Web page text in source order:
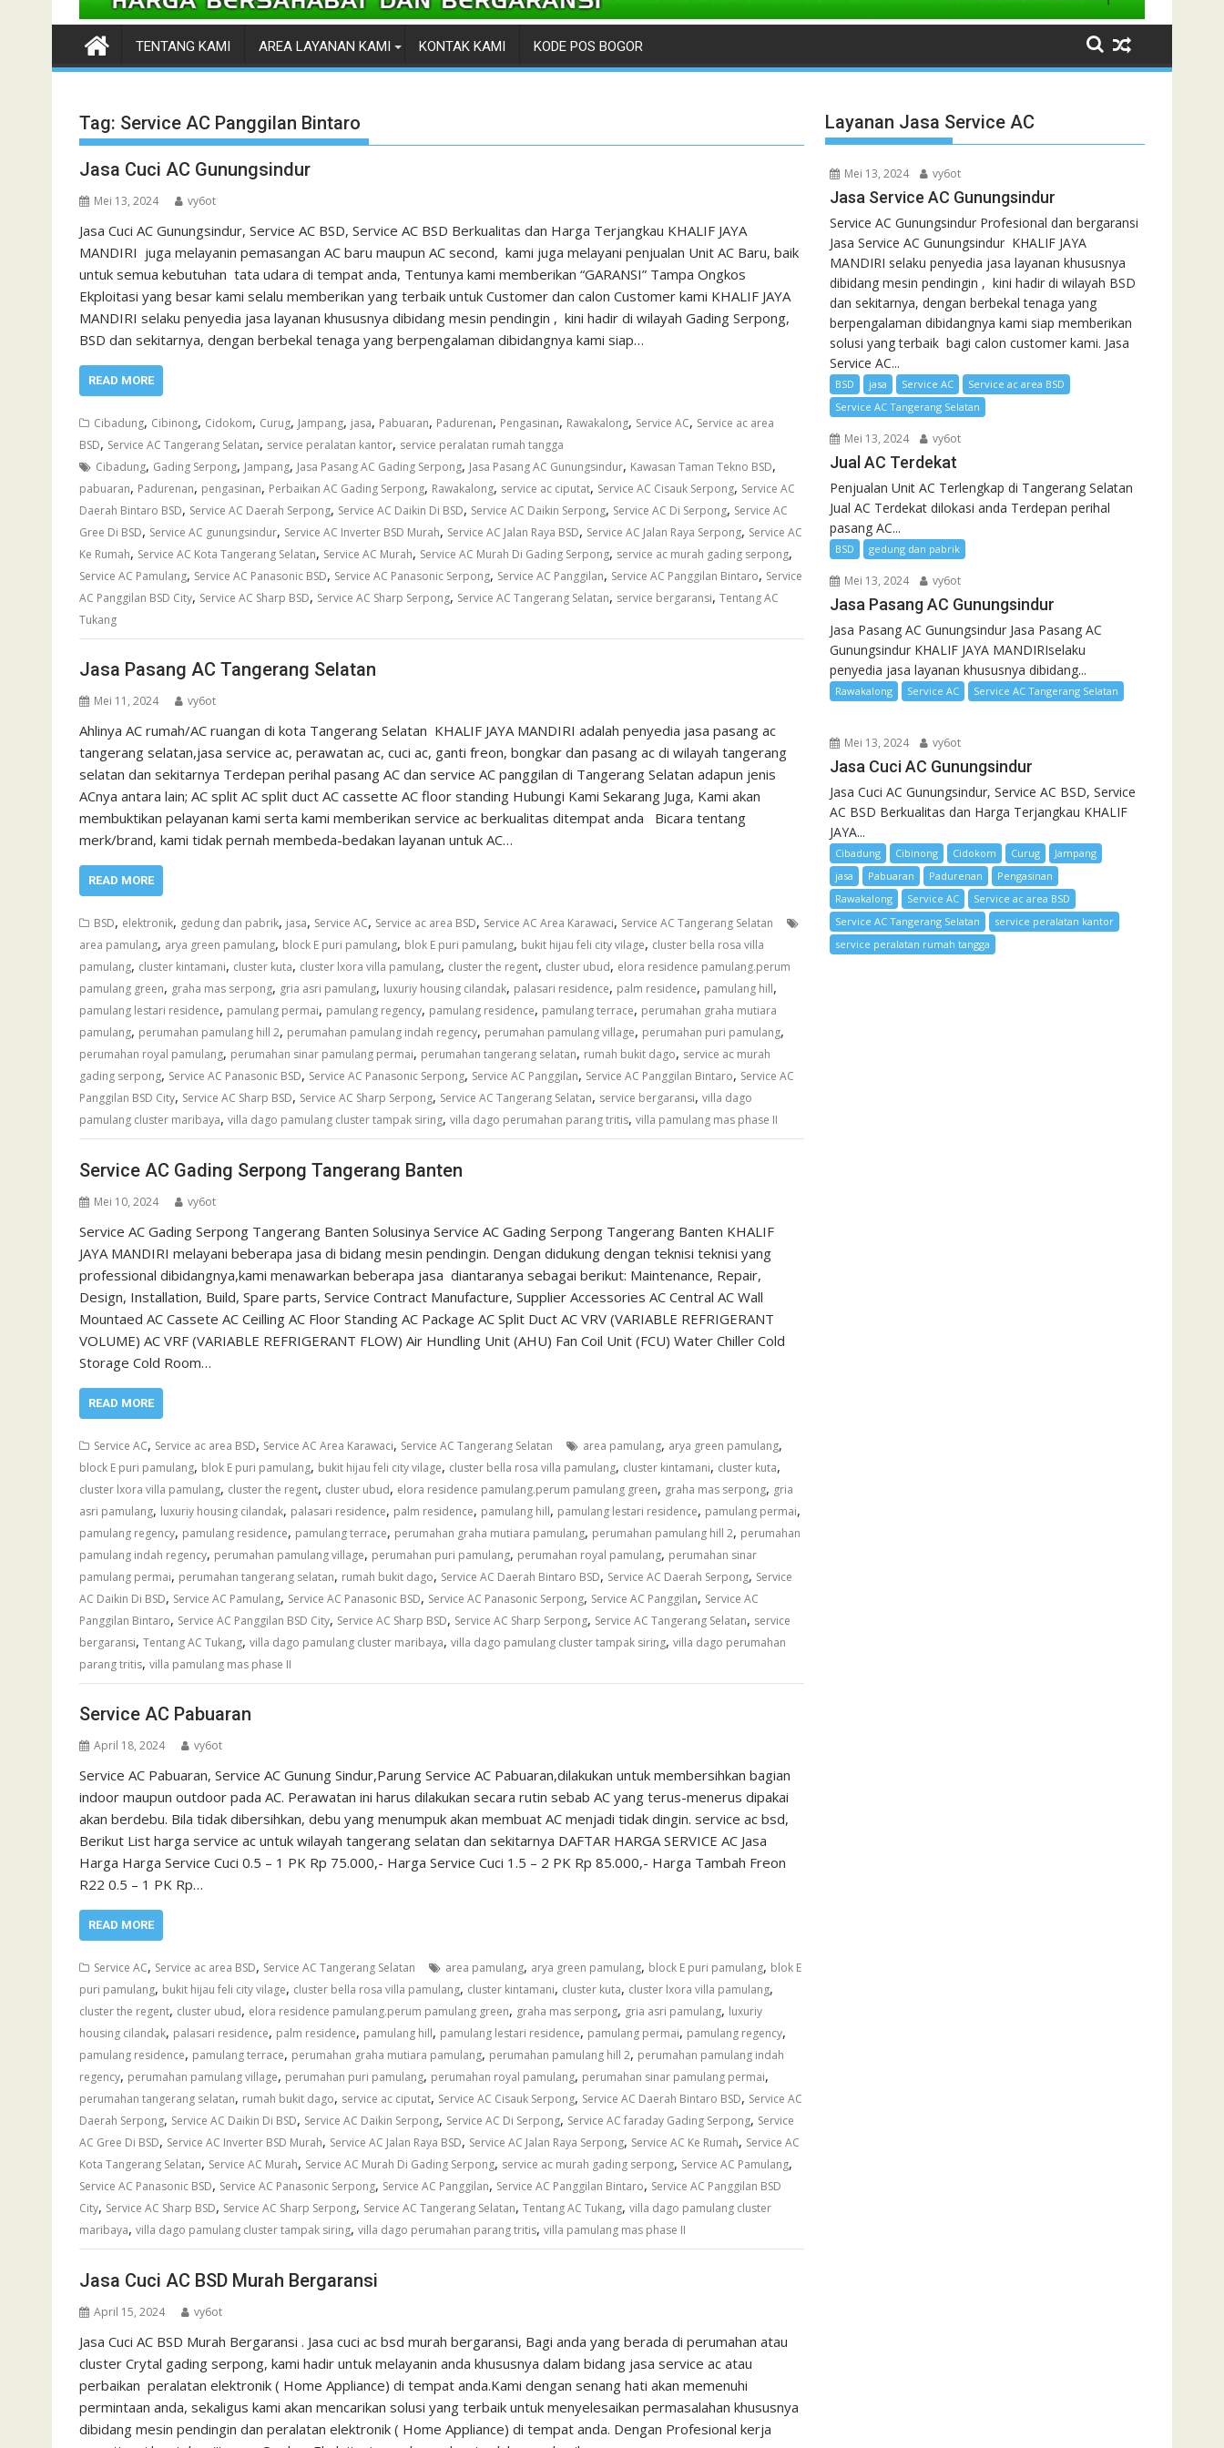
TENTANG KAMI AREA LAYANAN KAMI KONTAK KAMI KODE POS BOGOR
Tag: Service AC Panggilan Bintaro
Jasa Cuci AC Gunungsindur
Mei 13, 2024 vy6ot
Jasa Cuci AC Gunungsindur, Service AC BSD, Service AC BSD Berkualitas dan Harga Terjangkau KHALIF JAYA
MANDIRI juga melayanin pemasangan AC baru maupun AC second, kami juga melayani penjualan Unit AC Baru, baik
untuk semua kebutuhan tata udara di tempat anda, Tentunya kami memberikan “GARANSI” Tampa Ongkos
Ekploitasi yang besar kami selalu memberikan yang terbaik untuk Customer dan calon Customer kami KHALIF JAYA
MANDIRI selaku penyedia jasa layanan khususnya dibidang mesin pendingin , kini hadir di wilayah Gading Serpong,
BSD dan sekitarnya, dengan berbekal tenaga yang berpengalaman dibidangnya kami siap…
READ MORE
Cibadung, Cibinong, Cidokom, Curug, Jampang, jasa, Pabuaran, Padurenan, Pengasinan, Rawakalong, Service AC, Service ac area
BSD, Service AC Tangerang Selatan, service peralatan kantor, service peralatan rumah tangga
Cibadung, Gading Serpong, Jampang, Jasa Pasang AC Gading Serpong, Jasa Pasang AC Gunungsindur, Kawasan Taman Tekno BSD,
pabuaran, Padurenan, pengasinan, Perbaikan AC Gading Serpong, Rawakalong, service ac ciputat, Service AC Cisauk Serpong, Service AC
Daerah Bintaro BSD, Service AC Daerah Serpong, Service AC Daikin Di BSD, Service AC Daikin Serpong, Service AC Di Serpong, Service AC
Gree Di BSD, Service AC gunungsindur, Service AC Inverter BSD Murah, Service AC Jalan Raya BSD, Service AC Jalan Raya Serpong, Service AC
Ke Rumah, Service AC Kota Tangerang Selatan, Service AC Murah, Service AC Murah Di Gading Serpong, service ac murah gading serpong,
Service AC Pamulang, Service AC Panasonic BSD, Service AC Panasonic Serpong, Service AC Panggilan, Service AC Panggilan Bintaro, Service
AC Panggilan BSD City, Service AC Sharp BSD, Service AC Sharp Serpong, Service AC Tangerang Selatan, service bergaransi, Tentang AC
Tukang
Jasa Pasang AC Tangerang Selatan
Mei 11, 2024 vy6ot
Ahlinya AC rumah/AC ruangan di kota Tangerang Selatan KHALIF JAYA MANDIRI adalah penyedia jasa pasang ac
tangerang selatan,jasa service ac, perawatan ac, cuci ac, ganti freon, bongkar dan pasang ac di wilayah tangerang
selatan dan sekitarnya Terdepan perihal pasang AC dan service AC panggilan di Tangerang Selatan adapun jenis
ACnya antara lain; AC split AC split duct AC cassette AC floor standing Hubungi Kami Sekarang Juga, Kami akan
membuktikan pelayanan kami serta kami memberikan service ac berkualitas ditempat anda Bicara tentang
merk/brand, kami tidak pernah membeda-bedakan layanan untuk AC…
READ MORE
BSD, elektronik, gedung dan pabrik, jasa, Service AC, Service ac area BSD, Service AC Area Karawaci, Service AC Tangerang Selatan
area pamulang, arya green pamulang, block E puri pamulang, blok E puri pamulang, bukit hijau feli city vilage, cluster bella rosa villa
pamulang, cluster kintamani, cluster kuta, cluster lxora villa pamulang, cluster the regent, cluster ubud, elora residence pamulang.perum
pamulang green, graha mas serpong, gria asri pamulang, luxuriy housing cilandak, palasari residence, palm residence, pamulang hill,
pamulang lestari residence, pamulang permai, pamulang regency, pamulang residence, pamulang terrace, perumahan graha mutiara
pamulang, perumahan pamulang hill 2, perumahan pamulang indah regency, perumahan pamulang village, perumahan puri pamulang,
perumahan royal pamulang, perumahan sinar pamulang permai, perumahan tangerang selatan, rumah bukit dago, service ac murah
gading serpong, Service AC Panasonic BSD, Service AC Panasonic Serpong, Service AC Panggilan, Service AC Panggilan Bintaro, Service AC
Panggilan BSD City, Service AC Sharp BSD, Service AC Sharp Serpong, Service AC Tangerang Selatan, service bergaransi, villa dago
pamulang cluster maribaya, villa dago pamulang cluster tampak siring, villa dago perumahan parang tritis, villa pamulang mas phase II
Service AC Gading Serpong Tangerang Banten
Mei 10, 2024 vy6ot
Service AC Gading Serpong Tangerang Banten Solusinya Service AC Gading Serpong Tangerang Banten KHALIF
JAYA MANDIRI melayani beberapa jasa di bidang mesin pendingin. Dengan didukung dengan teknisi teknisi yang
professional dibidangnya,kami menawarkan beberapa jasa diantaranya sebagai berikut: Maintenance, Repair,
Design, Installation, Build, Spare parts, Service Contract Manufacture, Supplier Accessories AC Central AC Wall
Mountaed AC Cassete AC Ceilling AC Floor Standing AC Package AC Split Duct AC VRV (VARIABLE REFRIGERANT
VOLUME) AC VRF (VARIABLE REFRIGERANT FLOW) Air Hundling Unit (AHU) Fan Coil Unit (FCU) Water Chiller Cold
Storage Cold Room…
READ MORE
Service AC, Service ac area BSD, Service AC Area Karawaci, Service AC Tangerang Selatan area pamulang, arya green pamulang,
block E puri pamulang, blok E puri pamulang, bukit hijau feli city vilage, cluster bella rosa villa pamulang, cluster kintamani, cluster kuta,
cluster lxora villa pamulang, cluster the regent, cluster ubud, elora residence pamulang.perum pamulang green, graha mas serpong, gria
asri pamulang, luxuriy housing cilandak, palasari residence, palm residence, pamulang hill, pamulang lestari residence, pamulang permai,
pamulang regency, pamulang residence, pamulang terrace, perumahan graha mutiara pamulang, perumahan pamulang hill 2, perumahan
pamulang indah regency, perumahan pamulang village, perumahan puri pamulang, perumahan royal pamulang, perumahan sinar
pamulang permai, perumahan tangerang selatan, rumah bukit dago, Service AC Daerah Bintaro BSD, Service AC Daerah Serpong, Service
AC Daikin Di BSD, Service AC Pamulang, Service AC Panasonic BSD, Service AC Panasonic Serpong, Service AC Panggilan, Service AC
Panggilan Bintaro, Service AC Panggilan BSD City, Service AC Sharp BSD, Service AC Sharp Serpong, Service AC Tangerang Selatan, service
bergaransi, Tentang AC Tukang, villa dago pamulang cluster maribaya, villa dago pamulang cluster tampak siring, villa dago perumahan
parang tritis, villa pamulang mas phase II
Service AC Pabuaran
April 18, 2024 vy6ot
Service AC Pabuaran, Service AC Gunung Sindur,Parung Service AC Pabuaran,dilakukan untuk membersihkan bagian
indoor maupun outdoor pada AC. Perawatan ini harus dilakukan secara rutin sebab AC yang terus-menerus dipakai
akan berdebu. Bila tidak dibersihkan, debu yang menumpuk akan membuat AC menjadi tidak dingin. service ac bsd,
Berikut List harga service ac untuk wilayah tangerang selatan dan sekitarnya DAFTAR HARGA SERVICE AC Jasa
Harga Harga Service Cuci 0.5 – 1 PK Rp 75.000,- Harga Service Cuci 1.5 – 2 PK Rp 85.000,- Harga Tambah Freon
R22 0.5 – 1 PK Rp…
READ MORE
Service AC, Service ac area BSD, Service AC Tangerang Selatan area pamulang, arya green pamulang, block E puri pamulang, blok E
puri pamulang, bukit hijau feli city vilage, cluster bella rosa villa pamulang, cluster kintamani, cluster kuta, cluster lxora villa pamulang,
cluster the regent, cluster ubud, elora residence pamulang.perum pamulang green, graha mas serpong, gria asri pamulang, luxuriy
housing cilandak, palasari residence, palm residence, pamulang hill, pamulang lestari residence, pamulang permai, pamulang regency,
pamulang residence, pamulang terrace, perumahan graha mutiara pamulang, perumahan pamulang hill 2, perumahan pamulang indah
regency, perumahan pamulang village, perumahan puri pamulang, perumahan royal pamulang, perumahan sinar pamulang permai,
perumahan tangerang selatan, rumah bukit dago, service ac ciputat, Service AC Cisauk Serpong, Service AC Daerah Bintaro BSD, Service AC
Daerah Serpong, Service AC Daikin Di BSD, Service AC Daikin Serpong, Service AC Di Serpong, Service AC faraday Gading Serpong, Service
AC Gree Di BSD, Service AC Inverter BSD Murah, Service AC Jalan Raya BSD, Service AC Jalan Raya Serpong, Service AC Ke Rumah, Service AC
Kota Tangerang Selatan, Service AC Murah, Service AC Murah Di Gading Serpong, service ac murah gading serpong, Service AC Pamulang,
Service AC Panasonic BSD, Service AC Panasonic Serpong, Service AC Panggilan, Service AC Panggilan Bintaro, Service AC Panggilan BSD
City, Service AC Sharp BSD, Service AC Sharp Serpong, Service AC Tangerang Selatan, Tentang AC Tukang, villa dago pamulang cluster
maribaya, villa dago pamulang cluster tampak siring, villa dago perumahan parang tritis, villa pamulang mas phase II
Jasa Cuci AC BSD Murah Bergaransi
April 15, 2024 vy6ot
Jasa Cuci AC BSD Murah Bergaransi . Jasa cuci ac bsd murah bergaransi, Bagi anda yang berada di perumahan atau
cluster Crytal gading serpong, kami hadir untuk melayanin anda khususnya dalam bidang jasa service ac atau
perbaikan peralatan elektronik ( Home Appliance) di tempat anda.Kami dengan senang hati akan memenuhi
permintaan anda, sekaligus kami akan mencarikan solusi yang terbaik untuk menyelesaikan permasalahan khususnya
dibidang mesin pendingin dan peralatan elektronik ( Home Appliance) di tempat anda. Dengan Profesional kerja
Layanan Jasa Service AC
Mei 13, 2024 vy6ot
Jasa Service AC Gunungsindur
Service AC Gunungsindur Profesional dan bergaransi
Jasa Service AC Gunungsindur KHALIF JAYA
MANDIRI selaku penyedia jasa layanan khususnya
dibidang mesin pendingin , kini hadir di wilayah BSD
dan sekitarnya, dengan berbekal tenaga yang
berpengalaman dibidangnya kami siap memberikan
solusi yang terbaik bagi calon customer kami. Jasa
Service AC...
BSD jasa Service AC
Service ac area BSD
Service AC Tangerang Selatan
Mei 13, 2024 vy6ot
Jual AC Terdekat
Penjualan Unit AC Terlengkap di Tangerang Selatan
Jual AC Terdekat dilokasi anda Terdepan perihal
pasang AC...
BSD gedung dan pabrik
Mei 13, 2024 vy6ot
Jasa Pasang AC Gunungsindur
Jasa Pasang AC Gunungsindur Jasa Pasang AC
Gunungsindur KHALIF JAYA MANDIRIselaku
penyedia jasa layanan khususnya dibidang...
Rawakalong Service AC Service AC Tangerang Selatan
Mei 13, 2024 vy6ot
Jasa Cuci AC Gunungsindur
Jasa Cuci AC Gunungsindur, Service AC BSD, Service
AC BSD Berkualitas dan Harga Terjangkau KHALIF
JAYA...
Cibadung Cibinong Cidokom Curug
Jampang
jasa
Pabuaran Padurenan
Pengasinan
Rawakalong
Service AC
Service ac area BSD
Service AC Tangerang Selatan
service peralatan kantor
service peralatan rumah tangga